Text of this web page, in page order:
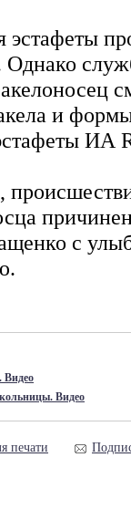
эстафеты
Однако
и
ИА
с
Видео
Видео
печати